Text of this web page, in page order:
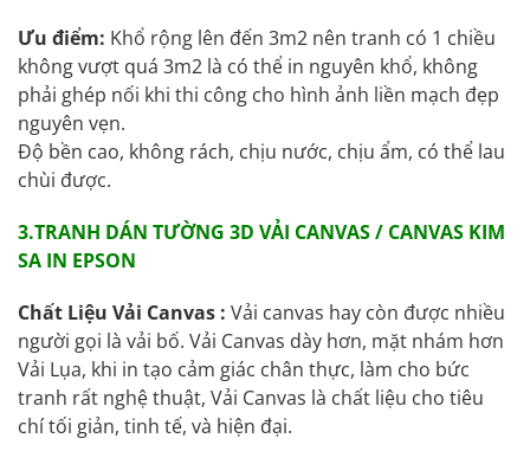
Ưu điểm: Khổ rộng lên đến 3m2 nên tranh có 1 chiều
không vượt quá 3m2 là có thể in nguyên khổ, không
phải ghép nối khi thi công cho hình ảnh liền mạch đẹp
nguyên vẹn.
Độ bền cao, không rách, chịu nước, chịu ẩm, có thể lau
chùi được.
3.TRANH DÁN TƯỜNG 3D VẢI CANVAS / CANVAS KIM
SA IN EPSON
Chất Liệu Vải Canvas : Vải canvas hay còn được nhiều
người gọi là vải bố. Vải Canvas dày hơn, mặt nhám hơn
Vải Lụa, khi in tạo cảm giác chân thực, làm cho bức
tranh rất nghệ thuật, Vải Canvas là chất liệu cho tiêu
chí tối giản, tinh tế, và hiện đại.